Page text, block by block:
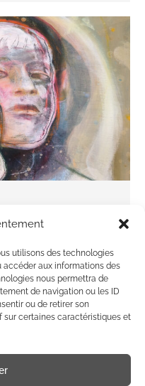
utilisons des technologies
aux informations des
nous permettra de
de navigation ou les ID
ou de retirer son
sur certaines caractéristiques et